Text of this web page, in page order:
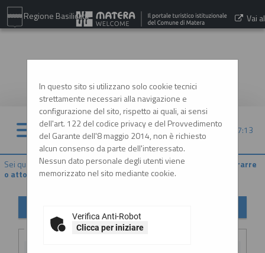
Regione Basilicata Vai al
09/08/2026 07:13
Sei qui: Home»Procedure d'appalto e contratti»Delibere a contrarre
o atto equivalente
In questo sito si utilizzano solo cookie tecnici
strettamente necessari alla navigazione e
configurazione del sito, rispetto ai quali, ai sensi
dell'art. 122 del codice privacy e del Provvedimento
del Garante dell'8 maggio 2014, non è richiesto
alcun consenso da parte dell'interessato.
Nessun dato personale degli utenti viene
memorizzato nel sito mediante cookie.
Verifica Anti-Robot
Clicca per iniziare
Criteri di ricerca